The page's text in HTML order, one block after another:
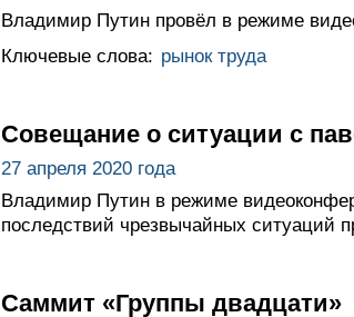
Владимир Путин провёл в режиме
Ключевые слова: рынок труда
Совещание о ситуации с
27 апреля 2020 года
Владимир Путин в режиме
последствий чрезвычайных ситуаций
Саммит «Группы двадцати»